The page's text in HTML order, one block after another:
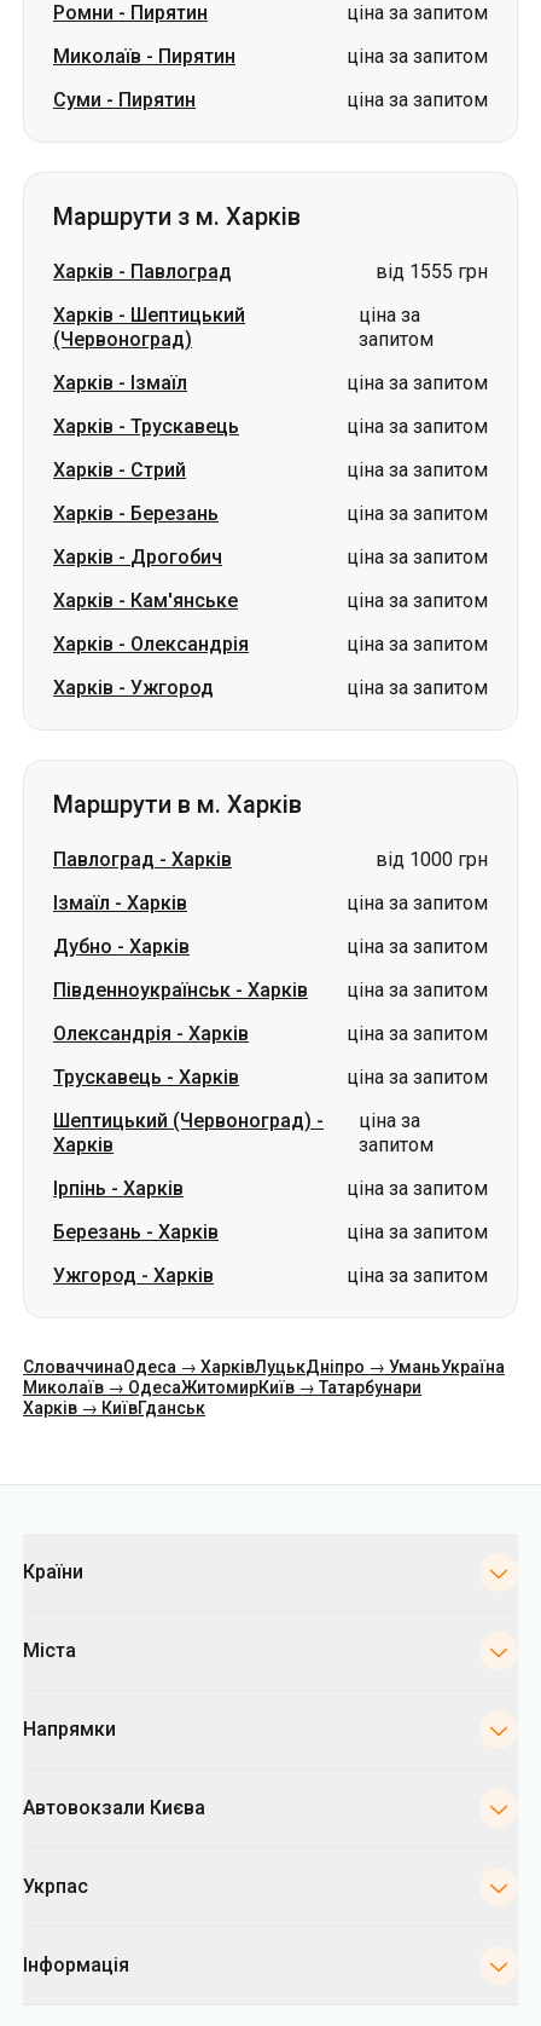
Ромни - Пирятин
ціна за запитом
Миколаїв - Пирятин
ціна за запитом
Суми - Пирятин ціна за запитом
Маршрути з м. Харків
Харків - Павлоград
від 1555 грн
Харків - Шептицький
(Червоноград)
ціна за
запитом
Харків - Ізмаїл
ціна за запитом
Харків - Трускавець
ціна за запитом
Харків - Стрий
ціна за запитом
Харків - Березань
ціна за запитом
Харків - Дрогобич
ціна за запитом
Харків - Кам'янське
ціна за запитом
Харків - Олександрія
ціна за запитом
Харків - Ужгород ціна за запитом
Маршрути в м. Харків
Павлоград - Харків
від 1000 грн
Ізмаїл - Харків
ціна за запитом
Дубно - Харків
ціна за запитом
Південноукраїнськ - Харків
ціна за запитом
Олександрія - Харків
ціна за запитом
Трускавець - Харків
ціна за запитом
Шептицький (Червоноград) -
Харків
ціна за
запитом
Ірпінь - Харків
ціна за запитом
Березань - Харків
ціна за запитом
Ужгород - Харків ціна за запитом
СловаччинаОдеса → ХарківЛуцькДніпро → УманьУкраїна
Миколаїв → ОдесаЖитомирКиїв → Татарбунари
Харків → КиївГданськ
Країни
Міста
Напрямки
Автовокзали Києва
Укрпас
Інформація